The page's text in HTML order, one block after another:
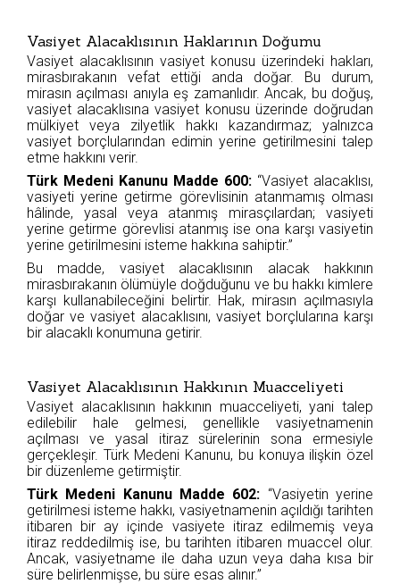
Vasiyet Alacaklısının Haklarının Doğumu
Vasiyet alacaklısının vasiyet konusu üzerindeki hakları,
mirasbırakanın vefat ettiği anda doğar. Bu durum,
mirasın açılması anıyla eş zamanlıdır. Ancak, bu doğuş,
vasiyet alacaklısına vasiyet konusu üzerinde doğrudan
mülkiyet veya zilyetlik hakkı kazandırmaz; yalnızca
vasiyet borçlularından edimin yerine getirilmesini talep
etme hakkını verir.
Türk Medeni Kanunu Madde 600: “Vasiyet alacaklısı,
vasiyeti yerine getirme görevlisinin atanmamış olması
hâlinde, yasal veya atanmış mirasçılardan; vasiyeti
yerine getirme görevlisi atanmış ise ona karşı vasiyetin
yerine getirilmesini isteme hakkına sahiptir.”
Bu madde, vasiyet alacaklısının alacak hakkının
mirasbırakanın ölümüyle doğduğunu ve bu hakkı kimlere
karşı kullanabileceğini belirtir. Hak, mirasın açılmasıyla
doğar ve vasiyet alacaklısını, vasiyet borçlularına karşı
bir alacaklı konumuna getirir.
Vasiyet Alacaklısının Hakkının Muacceliyeti
Vasiyet alacaklısının hakkının muacceliyeti, yani talep
edilebilir hale gelmesi, genellikle vasiyetnamenin
açılması ve yasal itiraz sürelerinin sona ermesiyle
gerçekleşir. Türk Medeni Kanunu, bu konuya ilişkin özel
bir düzenleme getirmiştir.
Türk Medeni Kanunu Madde 602: “Vasiyetin yerine
getirilmesi isteme hakkı, vasiyetnamenin açıldığı tarihten
itibaren bir ay içinde vasiyete itiraz edilmemiş veya
itiraz reddedilmiş ise, bu tarihten itibaren muaccel olur.
Ancak, vasiyetname ile daha uzun veya daha kısa bir
süre belirlenmişse, bu süre esas alınır.”